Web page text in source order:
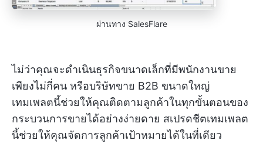
ผ่านทาง SalesFlare
ไม่ว่าคุณจะดำเนินธุรกิจขนาดเล็กที่มีพนักงานขาย
เพียงไม่กี่คน หรือบริษัทขาย B2B ขนาดใหญ่
เทมเพลตนี้ช่วยให้คุณติดตามลูกค้าในทุกขั้นตอนของ
กระบวนการขายได้อย่างง่ายดาย สเปรดชีตเทมเพลต
นี้ช่วยให้คุณจัดการลูกค้าเป้าหมายได้ในที่เดียว